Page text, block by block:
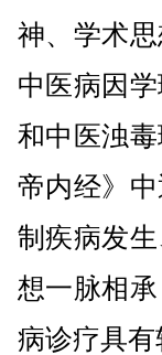
神、学术
中医病因
和中医浊
帝内经》
制疾病发
想一脉相
病诊疗具有